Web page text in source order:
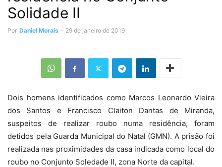
Solidade II
Por Daniel Morais - 29 de janeiro de 2019
Dois homens identificados como Marcos Leonardo Vieira
dos Santos e Francisco Claiton Dantas de Miranda,
suspeitos de realizar roubo numa residência, foram
detidos pela Guarda Municipal do Natal (GMN). A prisão foi
realizada nas proximidades da casa indicada como local do
roubo no Conjunto Soledade II, zona Norte da capital.